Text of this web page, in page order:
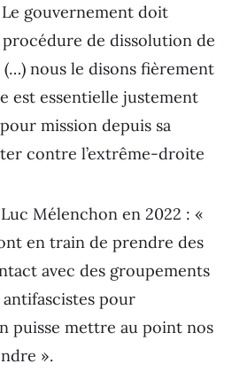
gouvernement doit
procédure de dissolution de
(…) nous le disons fièrement
est essentielle justement
mission depuis sa
contre l’extrême-droite
Mélenchon en 2022 : «
en train de prendre des
avec des groupements
pour
puisse mettre au point nos
».